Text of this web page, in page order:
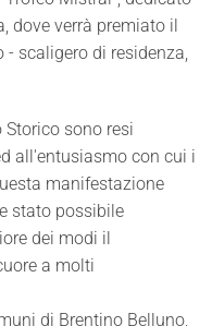
dove verrà premiato il
scaligero di residenza,
Storico sono resi
all'entusiasmo con cui i
manifestazione
stato possibile
dei modi il
a molti
di Brentino Belluno,